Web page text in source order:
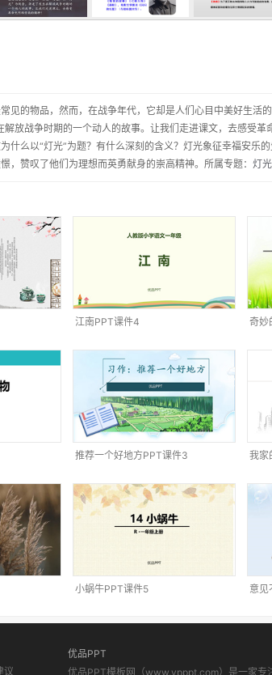
见的物品，然而，在战争年代，它却是人们心目中美好生活
解放战争时期的一个动人的故事。让我们走进课文，去感受革
什么以“灯光”为题？有什么深刻的含义？灯光象征幸福安乐
，赞叹了他们为理想而英勇献身的崇高精神。所属专题： 灯
江南PPT课件4 奇妙
推荐一个好地方PPT课件3 我家
小蜗牛PPT课件5 意见
议
优品PPT
优品PPT模板网（www.ypppt.com）是一家专